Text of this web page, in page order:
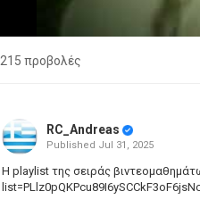
215 προβολές
RC_Andreas
Published Jul 31, 2025
Η playlist της σειράς